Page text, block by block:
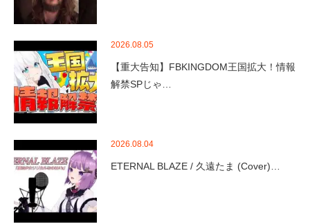
2026.08.05
【重大告知】FBKINGDOM王国拡大！情報
解禁SPじゃ…
2026.08.04
ETERNAL BLAZE / 久遠たま (Cover)…